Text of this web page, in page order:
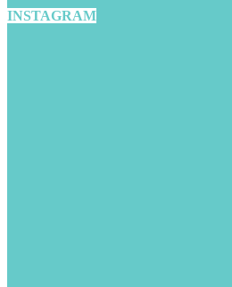
INSTAGRAM